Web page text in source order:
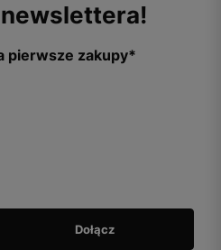
pierwsze zakupy*